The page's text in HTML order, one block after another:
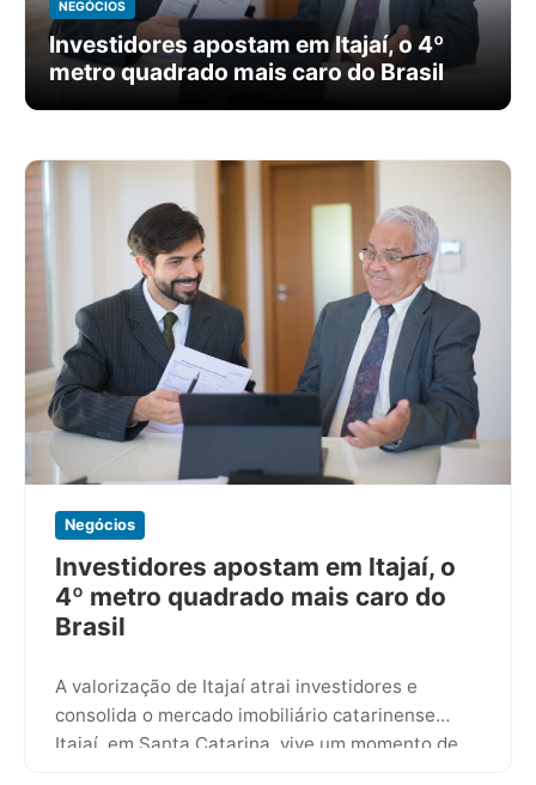
NEGÓCIOS
Investidores apostam em Itajaí, o 4º
metro quadrado mais caro do Brasil
Negócios
Investidores apostam em Itajaí, o
4º metro quadrado mais caro do
Brasil
A valorização de Itajaí atrai investidores e
consolida o mercado imobiliário catarinense
Itajaí, em Santa Catarina, vive um momento de